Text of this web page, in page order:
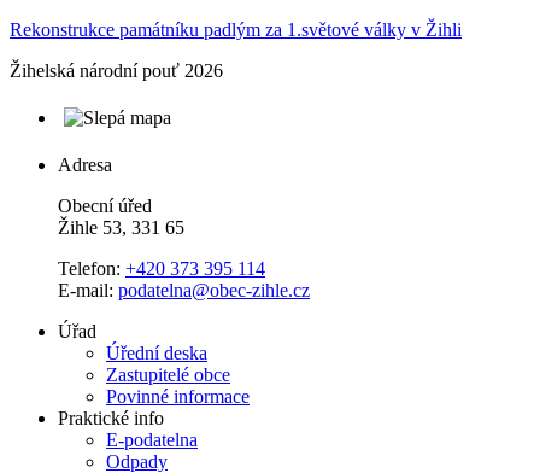
Rekonstrukce památníku padlým za 1.světové války v Žihli
Žihelská národní pouť 2026
Adresa
Obecní úřed
Žihle 53, 331 65
Telefon: +420 373 395 114
E-mail: podatelna@obec-zihle.cz
Úřad
Úřední deska
Zastupitelé obce
Povinné informace
Praktické info
E-podatelna
Odpady